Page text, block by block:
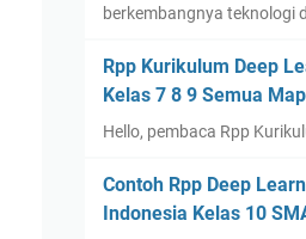
berkembangnya teknologi
Rpp Kurikulum Deep
Kelas 7 8 9 Semua
Hello, pembaca Rpp
Contoh Rpp Deep
Indonesia Kelas 10